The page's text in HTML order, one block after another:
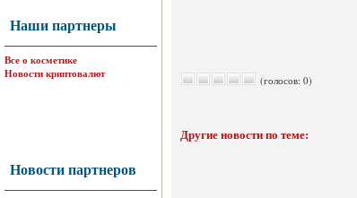
Наши партнеры
Все о косметике
Новости криптовалют
Новости партнеров
(голосов: 0)
Другие новости по теме: